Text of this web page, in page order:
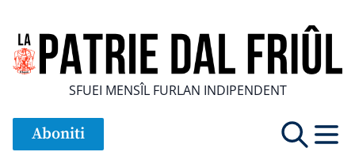
SFUEI MENSÎL FURLAN INDIPENDENT
Aboniti